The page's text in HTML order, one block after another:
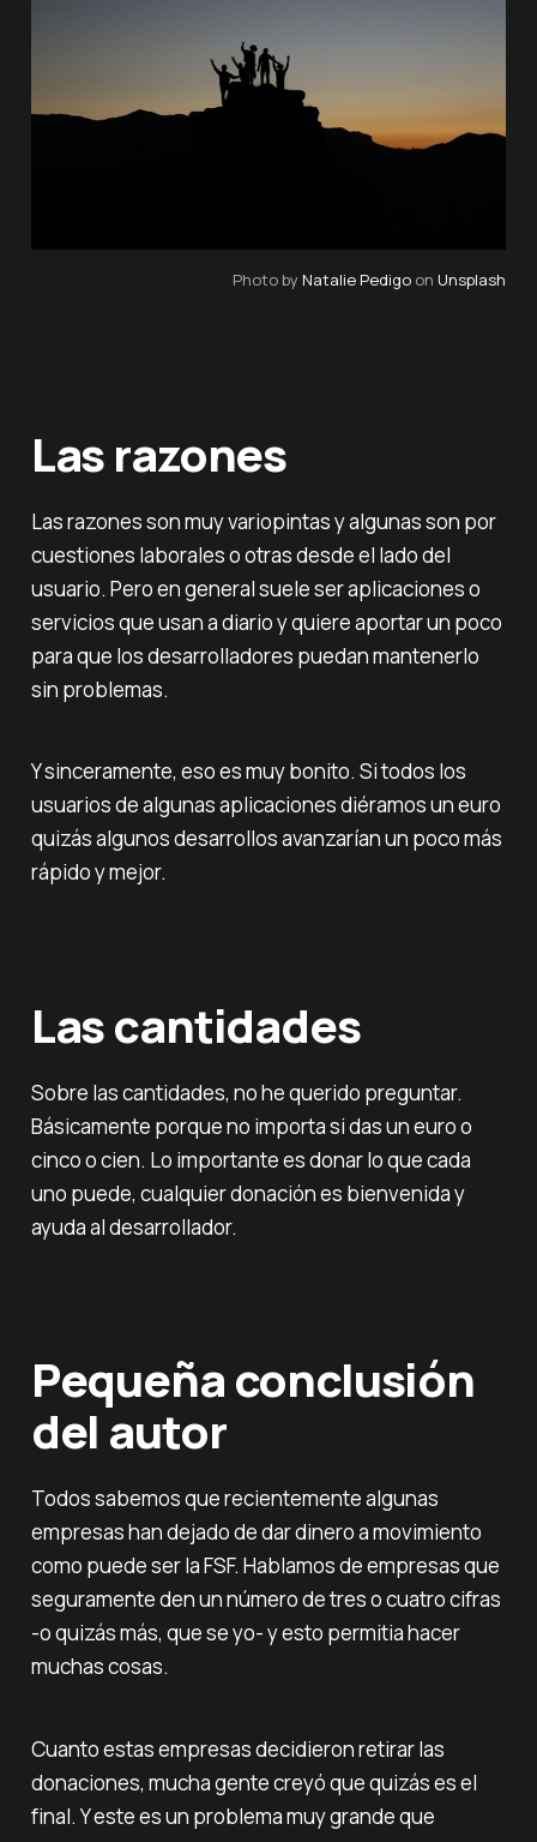
Photo by Natalie Pedigo on Unsplash
Las razones
Las razones son muy variopintas y algunas son por
cuestiones laborales o otras desde el lado del
usuario. Pero en general suele ser aplicaciones o
servicios que usan a diario y quiere aportar un poco
para que los desarrolladores puedan mantenerlo
sin problemas.
Y sinceramente, eso es muy bonito. Si todos los
usuarios de algunas aplicaciones diéramos un euro
quizás algunos desarrollos avanzarían un poco más
rápido y mejor.
Las cantidades
Sobre las cantidades, no he querido preguntar.
Básicamente porque no importa si das un euro o
cinco o cien. Lo importante es donar lo que cada
uno puede, cualquier donación es bienvenida y
ayuda al desarrollador.
Pequeña conclusión
del autor
Todos sabemos que recientemente algunas
empresas han dejado de dar dinero a movimiento
como puede ser la FSF. Hablamos de empresas que
seguramente den un número de tres o cuatro cifras
-o quizás más, que se yo- y esto permitia hacer
muchas cosas.
Cuanto estas empresas decidieron retirar las
donaciones, mucha gente creyó que quizás es el
final. Y este es un problema muy grande que